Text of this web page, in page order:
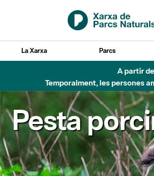
Salta al contingut principal
La Xarxa Parcs
A partir
Temporalment, les persones
Pesta